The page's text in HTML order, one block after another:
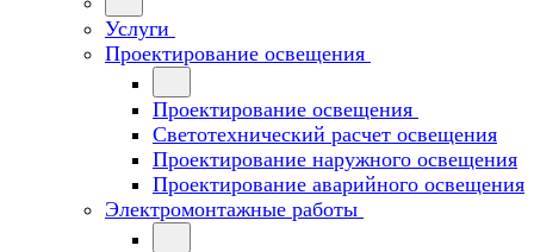
Услуги
Проектирование освещения
Проектирование освещения
Светотехнический расчет освещения
Проектирование наружного освещения
Проектирование аварийного освещения
Электромонтажные работы